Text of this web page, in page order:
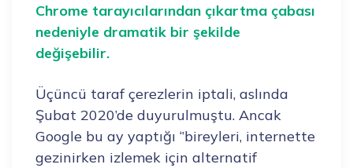
Chrome tarayıcılarından çıkartma çabası
nedeniyle dramatik bir şekilde
değişebilir.
Üçüncü taraf çerezlerin iptali, aslında
Şubat 2020’de duyurulmuştu. Ancak
Google bu ay yaptığı ‘’bireyleri, internette
gezinirken izlemek için alternatif